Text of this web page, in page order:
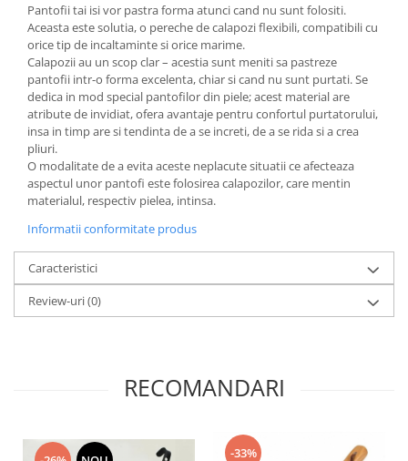
Articole de vara
Genti termoizolante
Accesorii inot si gonflabile
Jucarii de plaja
Genti de plaja
Piscine gonflabile
Prosoape si rogojini
Evantaie
HoReCa
Pantofii tai isi vor pastra forma atunci cand nu sunt folositi.
Aceasta este solutia, o pereche de calapozi flexibili, compatibili cu
orice tip de incaltaminte si orice marime.
Calapozii au un scop clar – acestia sunt meniti sa pastreze
pantofii intr-o forma excelenta, chiar si cand nu sunt purtati. Se
dedica in mod special pantofilor din piele; acest material are
atribute de invidiat, ofera avantaje pentru confortul purtatorului,
insa in timp are si tendinta de a se increti, de a se rida si a crea
pliuri.
O modalitate de a evita aceste neplacute situatii ce afecteaza
aspectul unor pantofi este folosirea calapozilor, care mentin
materialul, respectiv pielea, intinsa.
Informatii conformitate produs
Caracteristici
Review-uri(0)
RECOMANDARI
-33%